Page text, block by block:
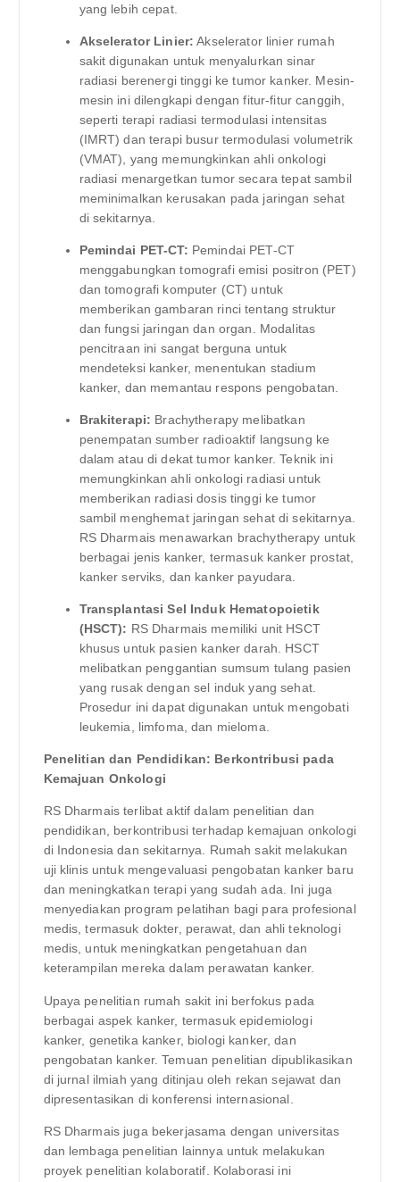
yang lebih cepat.
Akselerator Linier: Akselerator linier rumah
sakit digunakan untuk menyalurkan sinar
radiasi berenergi tinggi ke tumor kanker. Mesin-
mesin ini dilengkapi dengan fitur-fitur canggih,
seperti terapi radiasi termodulasi intensitas
(IMRT) dan terapi busur termodulasi volumetrik
(VMAT), yang memungkinkan ahli onkologi
radiasi menargetkan tumor secara tepat sambil
meminimalkan kerusakan pada jaringan sehat
di sekitarnya.
Pemindai PET-CT: Pemindai PET-CT
menggabungkan tomografi emisi positron (PET)
dan tomografi komputer (CT) untuk
memberikan gambaran rinci tentang struktur
dan fungsi jaringan dan organ. Modalitas
pencitraan ini sangat berguna untuk
mendeteksi kanker, menentukan stadium
kanker, dan memantau respons pengobatan.
Brakiterapi: Brachytherapy melibatkan
penempatan sumber radioaktif langsung ke
dalam atau di dekat tumor kanker. Teknik ini
memungkinkan ahli onkologi radiasi untuk
memberikan radiasi dosis tinggi ke tumor
sambil menghemat jaringan sehat di sekitarnya.
RS Dharmais menawarkan brachytherapy untuk
berbagai jenis kanker, termasuk kanker prostat,
kanker serviks, dan kanker payudara.
Transplantasi Sel Induk Hematopoietik
(HSCT): RS Dharmais memiliki unit HSCT
khusus untuk pasien kanker darah. HSCT
melibatkan penggantian sumsum tulang pasien
yang rusak dengan sel induk yang sehat.
Prosedur ini dapat digunakan untuk mengobati
leukemia, limfoma, dan mieloma.
Penelitian dan Pendidikan: Berkontribusi pada
Kemajuan Onkologi
RS Dharmais terlibat aktif dalam penelitian dan
pendidikan, berkontribusi terhadap kemajuan onkologi
di Indonesia dan sekitarnya. Rumah sakit melakukan
uji klinis untuk mengevaluasi pengobatan kanker baru
dan meningkatkan terapi yang sudah ada. Ini juga
menyediakan program pelatihan bagi para profesional
medis, termasuk dokter, perawat, dan ahli teknologi
medis, untuk meningkatkan pengetahuan dan
keterampilan mereka dalam perawatan kanker.
Upaya penelitian rumah sakit ini berfokus pada
berbagai aspek kanker, termasuk epidemiologi
kanker, genetika kanker, biologi kanker, dan
pengobatan kanker. Temuan penelitian dipublikasikan
di jurnal ilmiah yang ditinjau oleh rekan sejawat dan
dipresentasikan di konferensi internasional.
RS Dharmais juga bekerjasama dengan universitas
dan lembaga penelitian lainnya untuk melakukan
proyek penelitian kolaboratif. Kolaborasi ini